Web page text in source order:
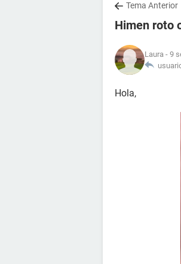
Tema Anterior
Himen roto
Laura - 9
Hola,